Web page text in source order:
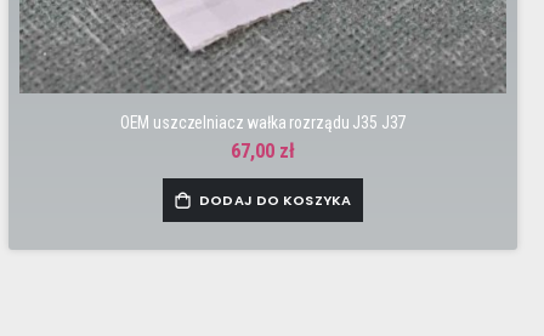
OEM uszczelniacz wałka rozrządu J35 J37
67,00 zł
DODAJ DO KOSZYKA